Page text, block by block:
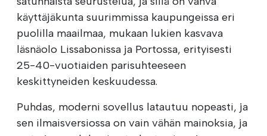
käyttäjäkunta suurimmissa kaupungeissa eri
puolilla maailmaa, mukaan lukien kasvava
läsnäolo Lissabonissa ja Portossa, erityisesti
25-40-vuotiaiden parisuhteeseen
keskittyneiden keskuudessa.
Puhdas, moderni sovellus latautuu nopeasti, ja
sen ilmaisversiossa on vain vähän mainoksia, ja